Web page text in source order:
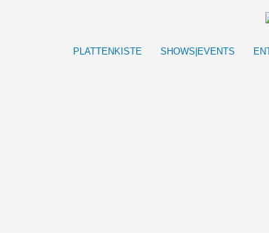
PLATTENKISTE
SHOWS|EVENTS